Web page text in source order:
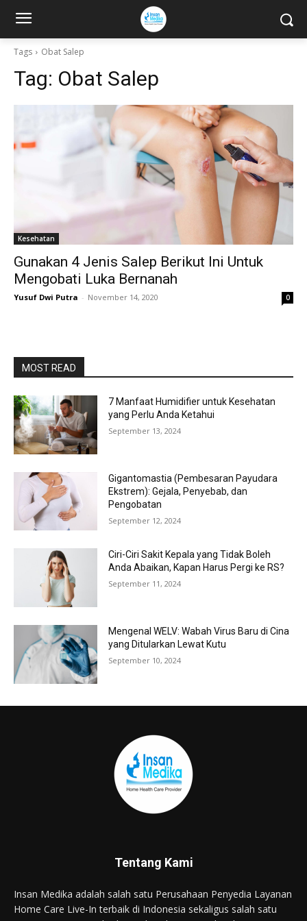
Tags Obat Salep
Tag: Obat Salep
Kesehatan
Gunakan 4 Jenis Salep Berikut Ini Untuk
Mengobati Luka Bernanah
Yusuf Dwi Putra - November 14, 2020 0
MOST READ
7 Manfaat Humidifier untuk Kesehatan
yang Perlu Anda Ketahui
September 13, 2024
Gigantomastia (Pembesaran Payudara
Ekstrem): Gejala, Penyebab, dan
Pengobatan
September 12, 2024
Ciri-Ciri Sakit Kepala yang Tidak Boleh
Anda Abaikan, Kapan Harus Pergi ke RS?
September 11, 2024
Mengenal WELV: Wabah Virus Baru di Cina
yang Ditularkan Lewat Kutu
September 10, 2024
Tentang Kami
Insan Medika adalah salah satu Perusahaan Penyedia Layanan
Home Care Live-In terbaik di Indonesia sekaligus salah satu